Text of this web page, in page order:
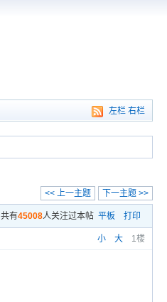
左栏 右栏
下一主题 >>
<< 上一主题
共有45008人关注过本帖 平板 打印
小 大 1楼